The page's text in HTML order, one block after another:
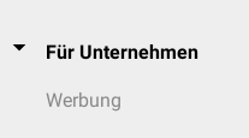
Für Unternehmen
Werbung